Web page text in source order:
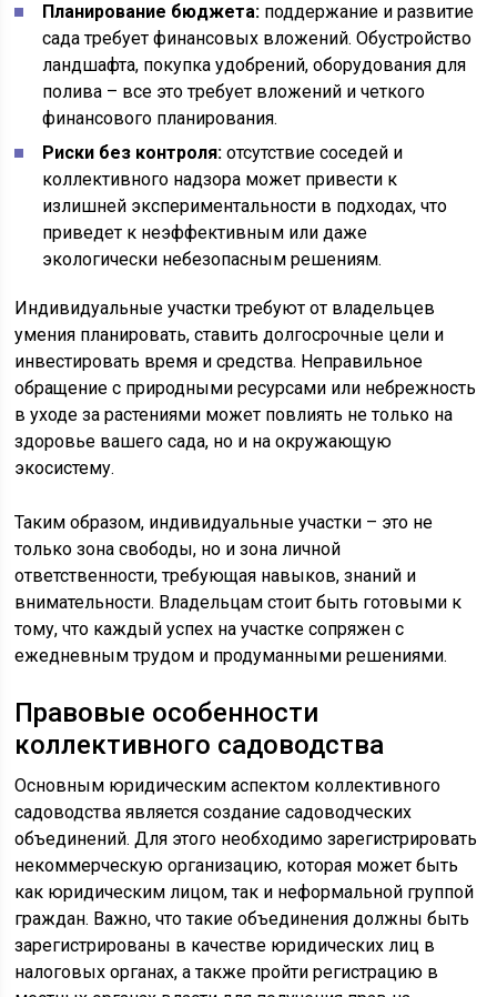
Планирование бюджета: поддержание и развитие
сада требует финансовых вложений. Обустройство
ландшафта, покупка удобрений, оборудования для
полива – все это требует вложений и четкого
финансового планирования.
Риски без контроля: отсутствие соседей и
коллективного надзора может привести к
излишней экспериментальности в подходах, что
приведет к неэффективным или даже
экологически небезопасным решениям.
Индивидуальные участки требуют от владельцев
умения планировать, ставить долгосрочные цели и
инвестировать время и средства. Неправильное
обращение с природными ресурсами или небрежность
в уходе за растениями может повлиять не только на
здоровье вашего сада, но и на окружающую
экосистему.
Таким образом, индивидуальные участки – это не
только зона свободы, но и зона личной
ответственности, требующая навыков, знаний и
внимательности. Владельцам стоит быть готовыми к
тому, что каждый успех на участке сопряжен с
ежедневным трудом и продуманными решениями.
Правовые особенности
коллективного садоводства
Основным юридическим аспектом коллективного
садоводства является создание садоводческих
объединений. Для этого необходимо зарегистрировать
некоммерческую организацию, которая может быть
как юридическим лицом, так и неформальной группой
граждан. Важно, что такие объединения должны быть
зарегистрированы в качестве юридических лиц в
налоговых органах, а также пройти регистрацию в